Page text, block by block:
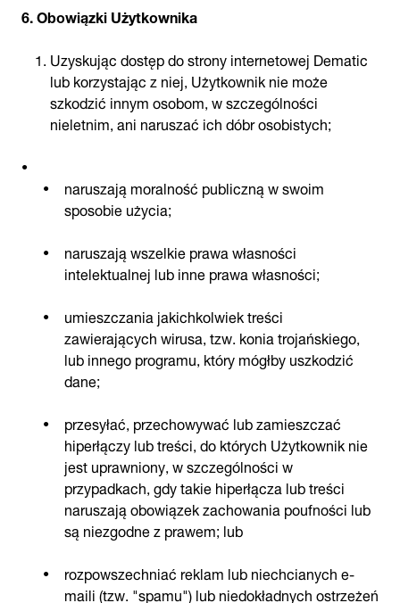
6. Obowiązki Użytkownika
Uzyskując dostęp do strony internetowej Dematic
lub korzystając z niej, Użytkownik nie może
szkodzić innym osobom, w szczególności
nieletnim, ani naruszać ich dóbr osobistych;
naruszają moralność publiczną w swoim
sposobie użycia;
naruszają wszelkie prawa własności
intelektualnej lub inne prawa własności;
umieszczania jakichkolwiek treści
zawierających wirusa, tzw. konia trojańskiego,
lub innego programu, który mógłby uszkodzić
dane;
przesyłać, przechowywać lub zamieszczać
hiperłączy lub treści, do których Użytkownik nie
jest uprawniony, w szczególności w
przypadkach, gdy takie hiperłącza lub treści
naruszają obowiązek zachowania poufności lub
są niezgodne z prawem; lub
rozpowszechniać reklam lub niechcianych e-
maili (tzw. "spamu") lub niedokładnych ostrzeżeń